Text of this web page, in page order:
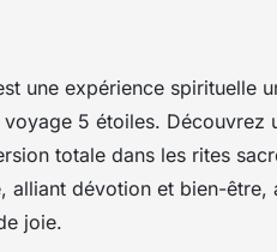
de
une expérience spirituelle
5 étoiles. Découvrez
totale dans les rites
alliant dévotion et bien-être,
joie.